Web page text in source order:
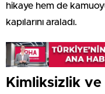
hikaye hem de
kapılarını araladı.
Kimliksizlik ve